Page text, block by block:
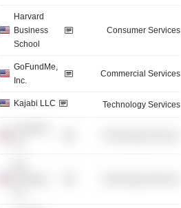
Harvard
Business
School
Consumer Services
GoFundMe,
Inc.
Commercial Services
Kajabi LLC Technology Services